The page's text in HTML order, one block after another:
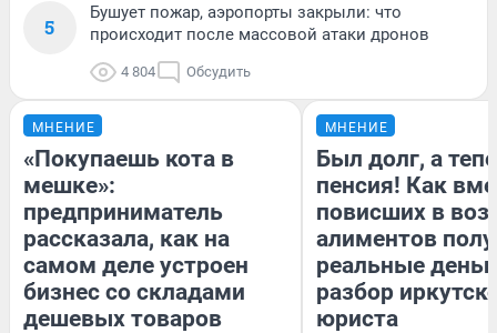
5
Бушует пожар, аэропорты закрыли: что
происходит после массовой атаки дронов
4 804 Обсудить
МНЕНИЕ
«Покупаешь кота в
мешке»:
предприниматель
рассказала, как на
самом деле устроен
бизнес со складами
дешевых товаров
МНЕНИЕ
Был долг, а
пенсия! Как
повисших в
алиментов
реальные
разбор
юриста